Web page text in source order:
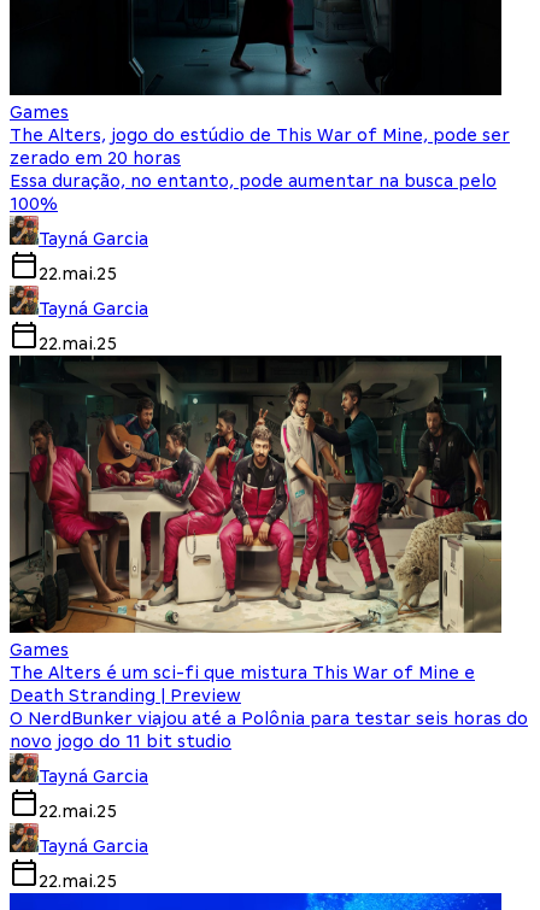
Games
The Alters, jogo do estúdio de This War of Mine, pode ser
zerado em 20 horas
Essa duração, no entanto, pode aumentar na busca pelo
100%
Tayná Garcia
22.mai.25
Tayná Garcia
22.mai.25
Games
The Alters é um sci-fi que mistura This War of Mine e
Death Stranding | Preview
O NerdBunker viajou até a Polônia para testar seis horas do
novo jogo do 11 bit studio
Tayná Garcia
22.mai.25
Tayná Garcia
22.mai.25